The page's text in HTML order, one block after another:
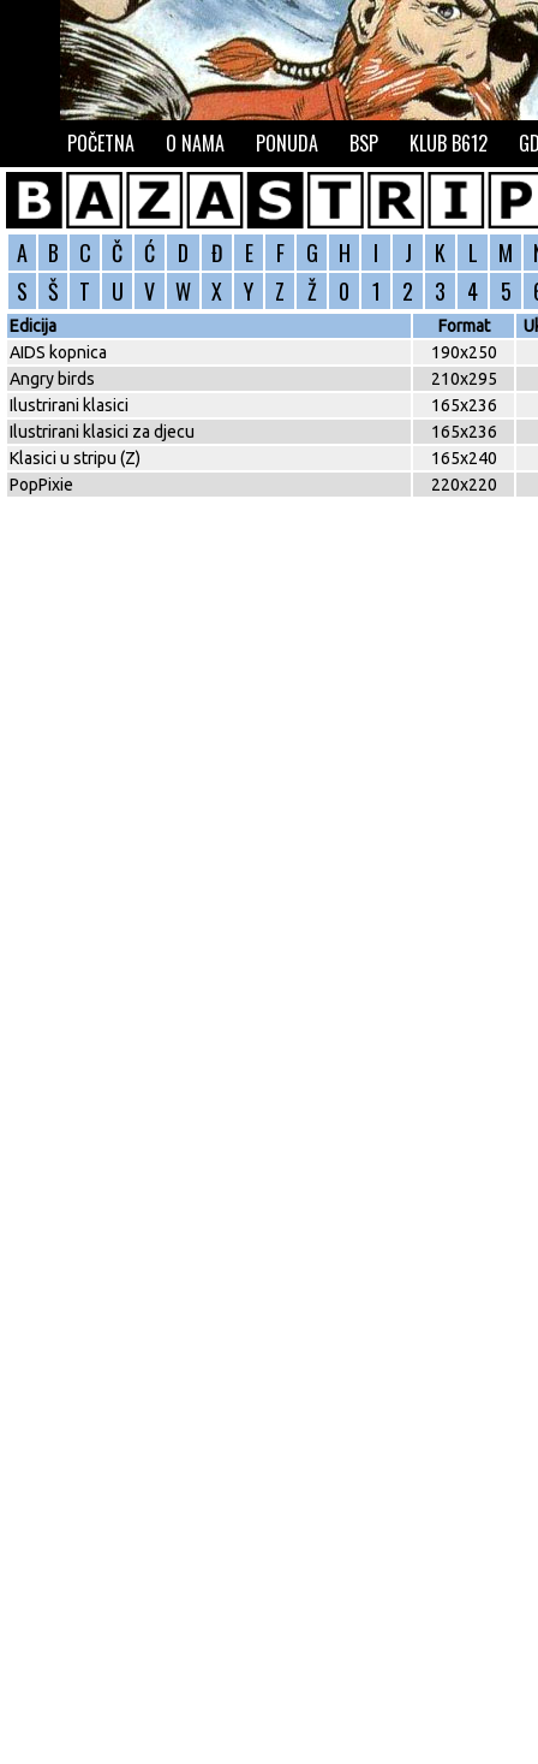
POČETNA O NAMA PONUDA BSP KLUB B612
A B C Č Ć D Đ E F G H I J K L M
S
Š T U V W X Y Z Ž 0 1 2 3 4 5
Edicija Format
AIDS kopnica
190x250
Angry birds
210x295
Ilustrirani klasici
165x236
Ilustrirani klasici za djecu
165x236
Klasici u stripu (Z)
165x240
PopPixie
220x220